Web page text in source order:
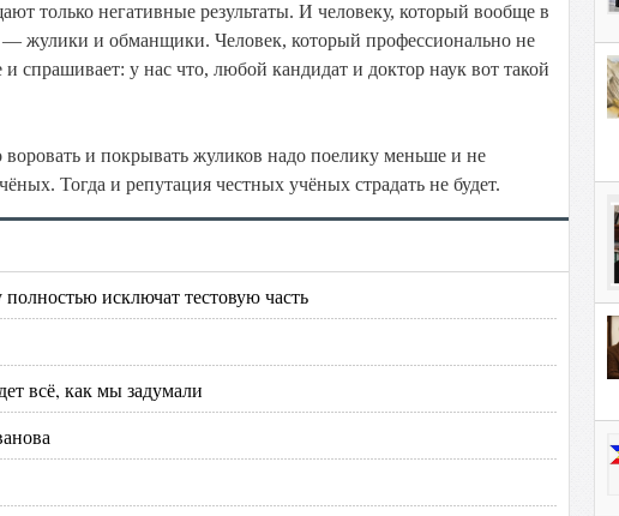
только негативные результаты. И человеку, который вообще в
— жулики и обманщики. Человек, который профессионально не
спрашивает: у нас что, любой кандидат и доктор наук вот такой
и покрывать жуликов надо поелику меньше и не
Тогда и репутация честных учёных страдать не будет.
исключат тестовую часть
всё, как мы задумали